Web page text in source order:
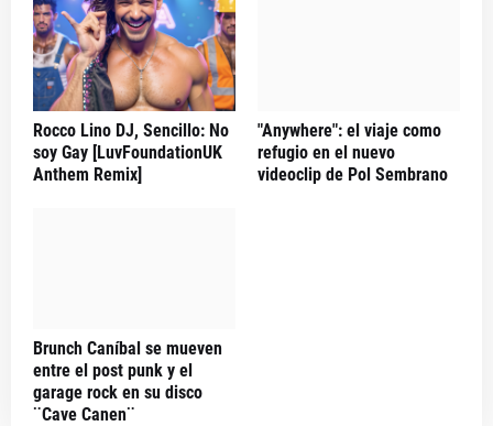
Rocco Lino DJ, Sencillo: No
soy Gay [LuvFoundationUK
Anthem Remix]
"Anywhere": el viaje como
refugio en el nuevo
videoclip de Pol Sembrano
Brunch Caníbal se mueven
entre el post punk y el
garage rock en su disco
¨Cave Canen¨